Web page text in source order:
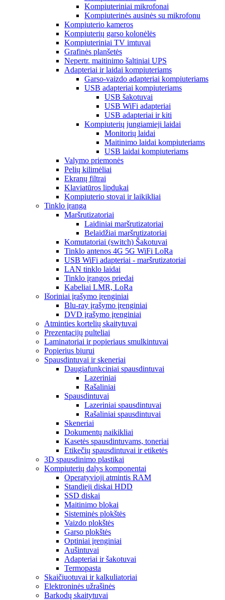
Kompiuteriniai mikrofonai
Kompiuterinės ausinės su mikrofonu
Kompiuterio kameros
Kompiuterių garso kolonėlės
Kompiuteriniai TV imtuvai
Grafinės planšetės
Nepertr. maitinimo šaltiniai UPS
Adapteriai ir laidai kompiuteriams
Garso-vaizdo adapteriai kompiuteriams
USB adapteriai kompiuteriams
USB šakotuvai
USB WiFi adapteriai
USB adapteriai ir kiti
Kompiuterių jungiamieji laidai
Monitorių laidai
Maitinimo laidai kompiuteriams
USB laidai kompiuteriams
Valymo priemonės
Pelių kilimėliai
Ekranų filtrai
Klaviatūros lipdukai
Kompiuterio stovai ir laikikliai
Tinklo įranga
Maršrutizatoriai
Laidiniai maršrutizatoriai
Belaidžiai maršrutizatoriai
Komutatoriai (switch) Šakotuvai
Tinklo antenos 4G 5G WiFi LoRa
USB WiFi adapteriai - maršrutizatoriai
LAN tinklo laidai
Tinklo įrangos priedai
Kabeliai LMR, LoRa
Išoriniai įrašymo įrenginiai
Blu-ray įrašymo įrenginiai
DVD įrašymo įrenginiai
Atminties kortelių skaitytuvai
Prezentacijų pulteliai
Laminatoriai ir popieriaus smulkintuvai
Popierius biurui
Spausdintuvai ir skeneriai
Daugiafunkciniai spausdintuvai
Lazeriniai
Rašaliniai
Spausdintuvai
Lazeriniai spausdintuvai
Rašaliniai spausdintuvai
Skeneriai
Dokumentų naikikliai
Kasetės spausdintuvams, toneriai
Etikečių spausdintuvai ir etiketės
3D spausdinimo plastikai
Kompiuterių dalys komponentai
Operatyvioji atmintis RAM
Standieji diskai HDD
SSD diskai
Maitinimo blokai
Sisteminės plokštės
Vaizdo plokštės
Garso plokštės
Optiniai įrenginiai
Aušintuvai
Adapteriai ir šakotuvai
Termopasta
Skaičiuotuvai ir kalkuliatoriai
Elektroninės užrašinės
Barkodų skaitytuvai